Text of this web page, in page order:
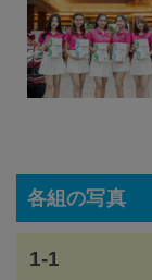
各組の写真
1-1